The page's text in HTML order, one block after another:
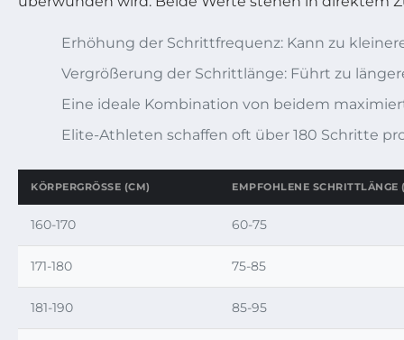
Erhöhung der Schrittfrequenz: Kann zu
Vergrößerung der Schrittlänge: Führt zu
Eine ideale Kombination von beidem
Elite-Athleten schaffen oft über 180 Schritte
KÖRPERGRÖSSE (CM) EMPFOHLENE SCHRITTLÄNGE
160-170 60-75
171-180 75-85
181-190 85-95